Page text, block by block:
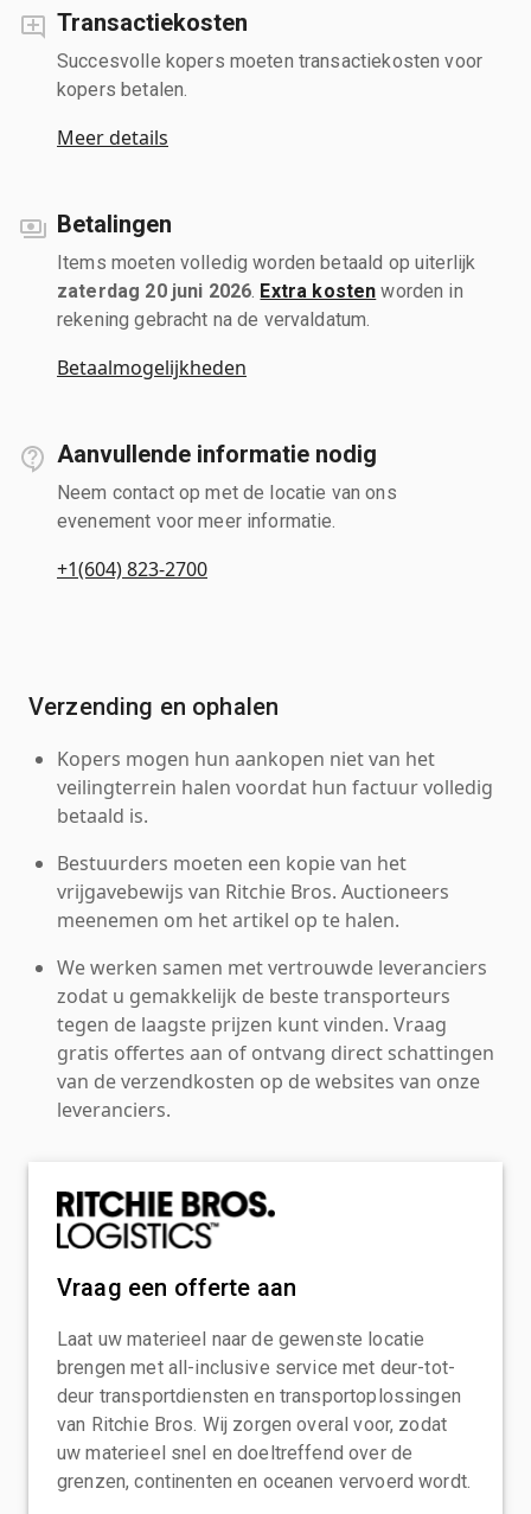
Transactiekosten
Succesvolle kopers moeten transactiekosten voor
kopers betalen.
Meer details
Betalingen
Items moeten volledig worden betaald op uiterlijk
zaterdag 20 juni 2026 Extra kosten worden in
rekening gebracht na de vervaldatum.
Betaalmogelijkheden
Aanvullende informatie nodig
Neem contact op met de locatie van ons
evenement voor meer informatie.
+1(604) 823-2700
Verzending en ophalen
Kopers mogen hun aankopen niet van het
veilingterrein halen voordat hun factuur volledig
betaald is.
Bestuurders moeten een kopie van het
vrijgavebewijs van Ritchie Bros. Auctioneers
meenemen om het artikel op te halen.
We werken samen met vertrouwde leveranciers
zodat u gemakkelijk de beste transporteurs
tegen de laagste prijzen kunt vinden. Vraag
gratis offertes aan of ontvang direct schattingen
van de verzendkosten op de websites van onze
leveranciers.
Vraag een offerte aan
Laat uw materieel naar de gewenste locatie
brengen met all-inclusive service met deur-tot-
deur transportdiensten en transportoplossingen
van Ritchie Bros. Wij zorgen overal voor, zodat
uw materieel snel en doeltreffend over de
grenzen, continenten en oceanen vervoerd wordt.